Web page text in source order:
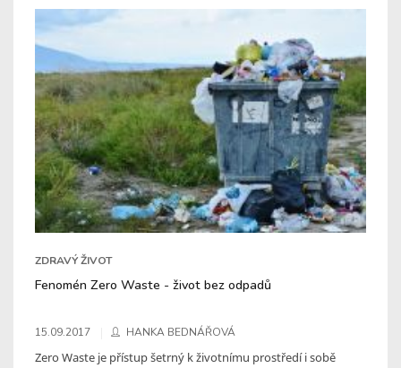
ZDRAVÝ ŽIVOT
Fenomén Zero Waste - život bez odpadů
15.09.2017 HANKA BEDNÁŘOVÁ
Zero Waste je přístup šetrný k životnímu prostředí i sobě